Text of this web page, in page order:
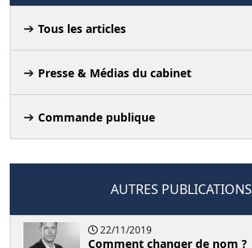
Tous les articles
Presse & Médias du cabinet
Commande publique
AUTRES PUBLICATIONS
22/11/2019
Comment changer de nom ?